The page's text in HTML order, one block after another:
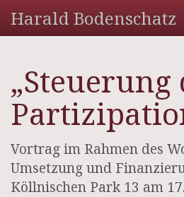
Harald Bodenschatz
Vortrag im Rahmen des
Umsetzung und
Köllnischen Park 13 am